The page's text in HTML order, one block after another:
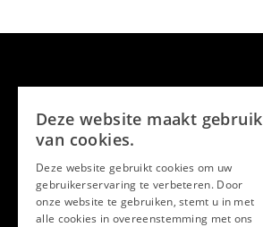
Deze website maakt gebruik
van cookies.
Deze website gebruikt cookies om uw
gebruikerservaring te verbeteren. Door
onze website te gebruiken, stemt u in met
alle cookies in overeenstemming met ons